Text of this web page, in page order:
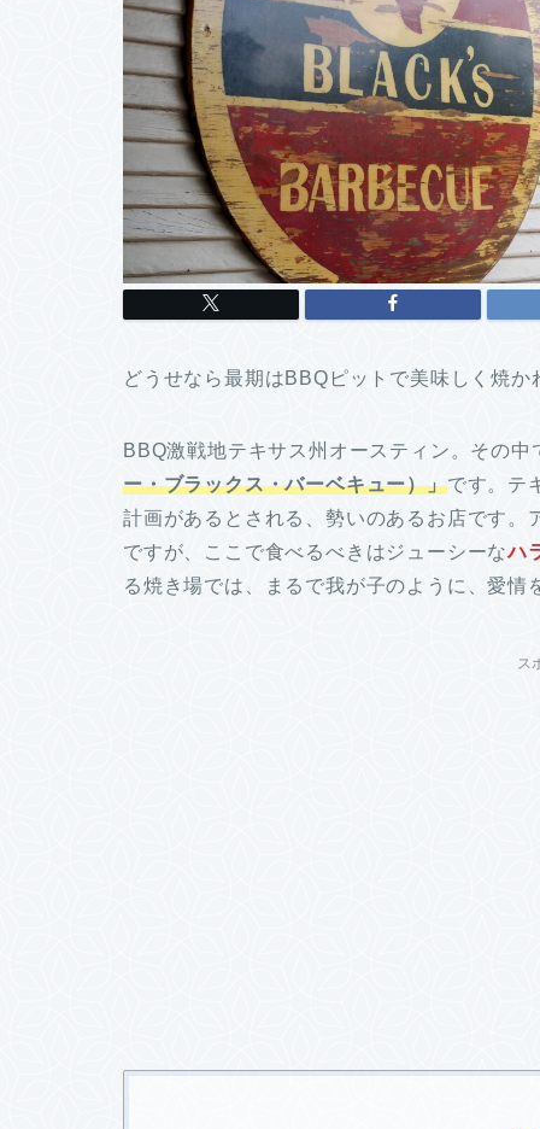
どうせなら最期はBBQピットで美味しく焼
BBQ激戦地テキサス州オースティン。その中
ー・ブラックス・バーベキュー）」です。テ
計画があるとされる、勢いのあるお店です
ですが、ここで食べるべきはジューシーなハ
る焼き場では、まるで我が子のように、愛
ス